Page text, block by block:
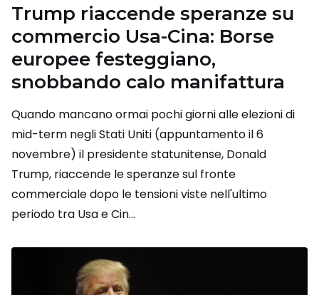
Trump riaccende speranze su
commercio Usa-Cina: Borse
europee festeggiano,
snobbando calo manifattura
Quando mancano ormai pochi giorni alle elezioni di
mid-term negli Stati Uniti (appuntamento il 6
novembre) il presidente statunitense, Donald
Trump, riaccende le speranze sul fronte
commerciale dopo le tensioni viste nell'ultimo
periodo tra Usa e Cin...